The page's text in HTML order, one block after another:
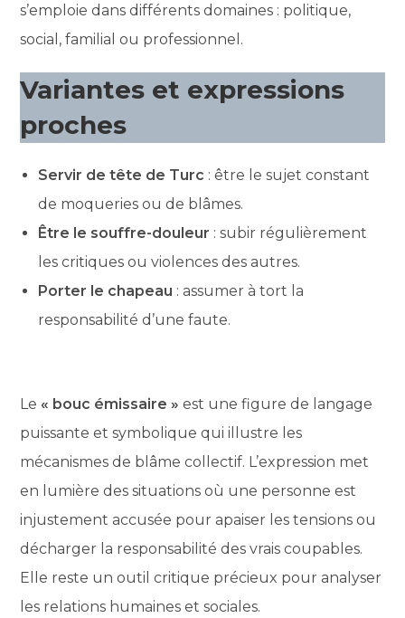
s’emploie dans différents domaines : politique,
social, familial ou professionnel.
Variantes et expressions
proches
Servir de tête de Turc : être le sujet constant
de moqueries ou de blâmes.
Être le souffre-douleur : subir régulièrement
les critiques ou violences des autres.
Porter le chapeau : assumer à tort la
responsabilité d’une faute.
Le « bouc émissaire » est une figure de langage
puissante et symbolique qui illustre les
mécanismes de blâme collectif. L’expression met
en lumière des situations où une personne est
injustement accusée pour apaiser les tensions ou
décharger la responsabilité des vrais coupables.
Elle reste un outil critique précieux pour analyser
les relations humaines et sociales.